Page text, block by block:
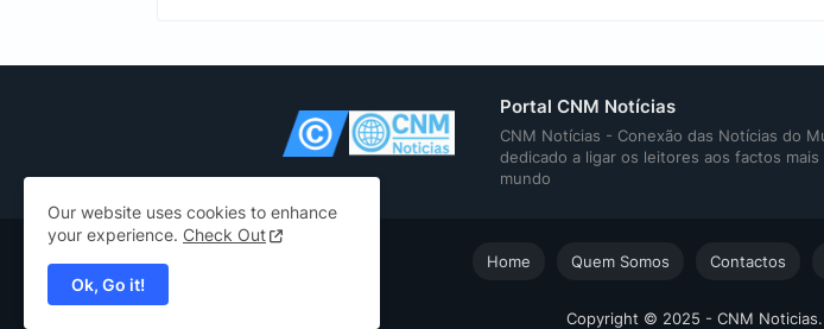
Portal CNM Notícias
CNM Notícias - Conexão das Notícias do
dedicado a ligar os leitores aos factos
mundo
Copyright © 2025 - CNM
Home Quem Somos Contactos
Our website uses cookies to enhance
your experience. Check Out
Ok, Go it!